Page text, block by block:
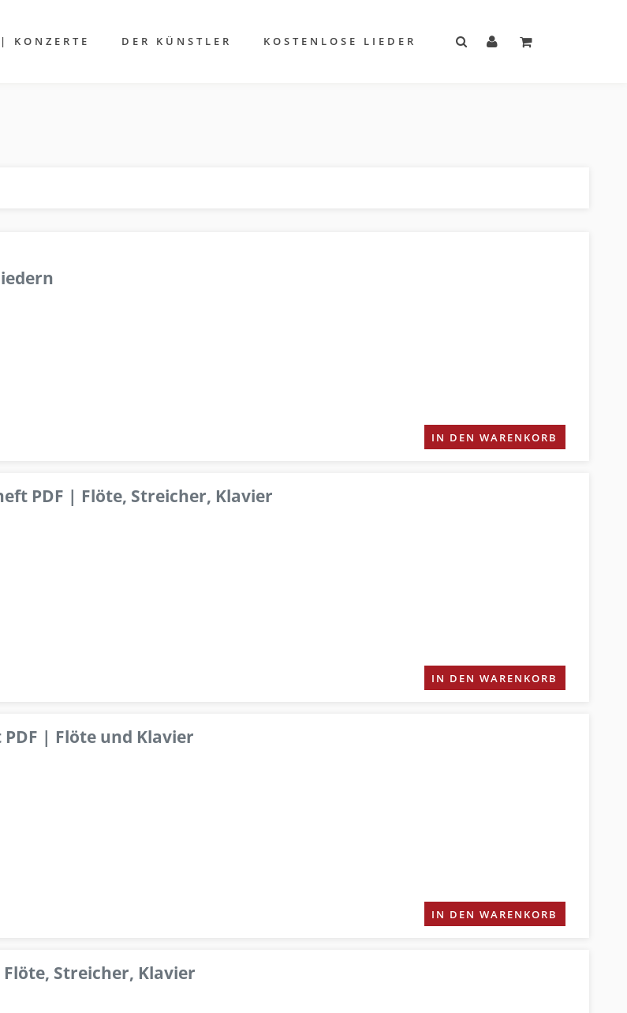
KONZERTE DER KÜNSTLER KOSTENLOSE LIEDER
IN DEN WARENKORB
PDF | Flöte, Streicher, Klavier
IN DEN WARENKORB
| Flöte und Klavier
IN DEN WARENKORB
Streicher, Klavier